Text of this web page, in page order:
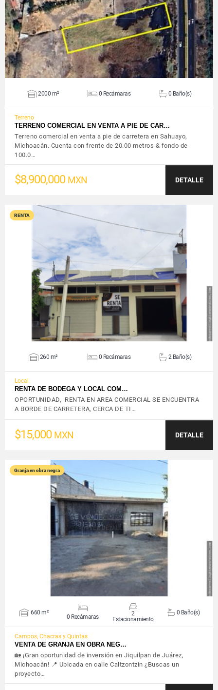
VER DETALLES
2000 m² 0 Recámaras 0 Baño(s)
Terreno
TERRENO COMERCIAL EN VENTA A PIE DE CAR…
Terreno comercial en venta a pie de carretera en Sahuayo,
Michoacán. Cuenta con frente de 20.00 metros & fondo de
100.0…
$8,900,000 MXN DETALLE
RENTA
VER DETALLES
260 m² 0 Recámaras 2 Baño(s)
Local
RENTA DE BODEGA Y LOCAL COM…
OPORTUNIDAD, RENTA EN AREA COMERCIAL SE ENCUENTRA
A BORDE DE CARRETERA, CERCA DE TI…
$15,000 MXN DETALLE
Granja en obra negra
VER DETALLES
660 m²
0 Recámaras
2
Estacionamiento
0 Baño(s)
Campos, Chacras y Quintas
VENTA DE GRANJA EN OBRA NEG…
🏡 ¡Gran oportunidad de inversión en Jiquilpan de Juárez,
Michoacán! 📍 Ubicada en calle Caltzontzin ¿Buscas un
proyecto…